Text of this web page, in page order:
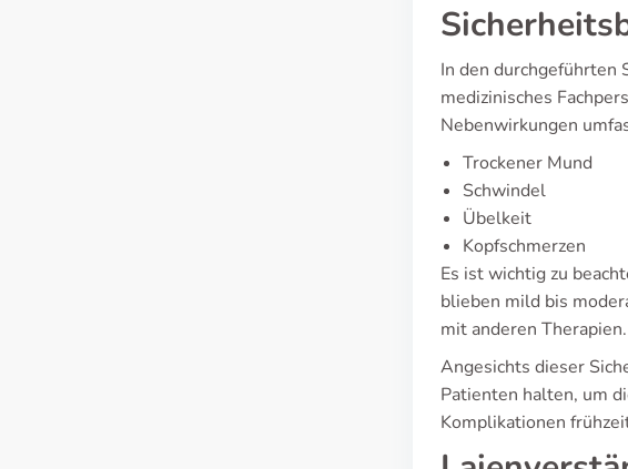
In den durchgeführten
medizinisches
Nebenwirkungen
Trockener Mund
Schwindel
Übelkeit
Kopfschmerzen
Es ist wichtig zu
blieben mild bis
mit anderen Therapien.
Angesichts dieser
Patienten halten, um
Komplikationen